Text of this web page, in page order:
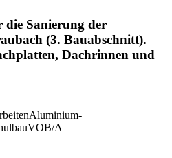
die Sanierung der
(3. Bauabschnitt).
Dachrinnen und
Aluminium-
VOB/A